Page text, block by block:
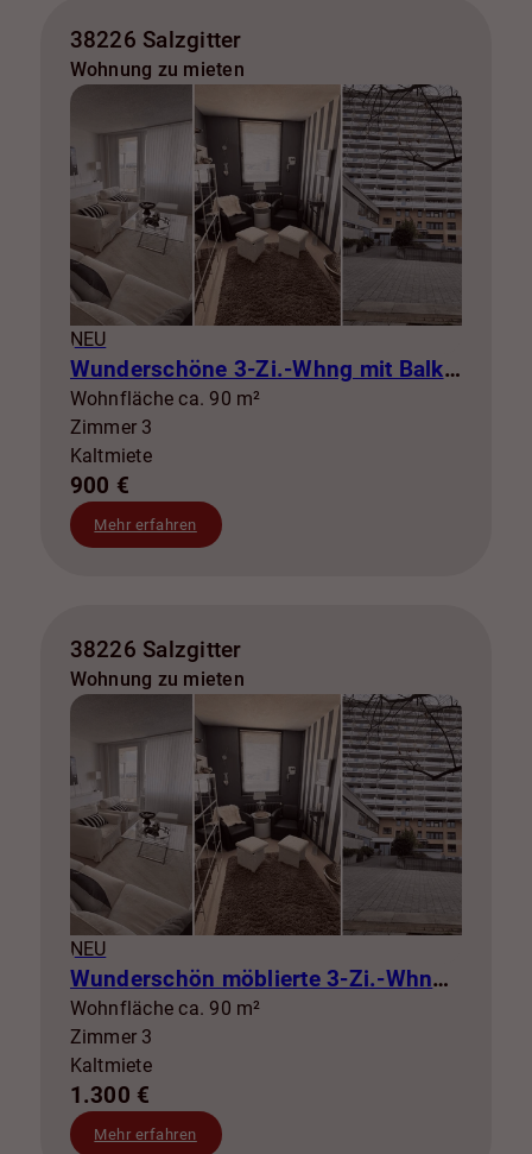
38226 Salzgitter
Wohnung zu mieten
NEU
Wunderschöne 3-Zi.-Whng mit Balkon zur Miete! SZ-Lebenstedt
Wohnfläche ca. 90 m²
Zimmer 3
Kaltmiete
900 €
Mehr erfahren
38226 Salzgitter
Wohnung zu mieten
NEU
Wunderschön möblierte 3-Zi.-Whng mit Balkon zur Miete! SZ-Lebenstedt
Wohnfläche ca. 90 m²
Zimmer 3
Kaltmiete
1.300 €
Mehr erfahren